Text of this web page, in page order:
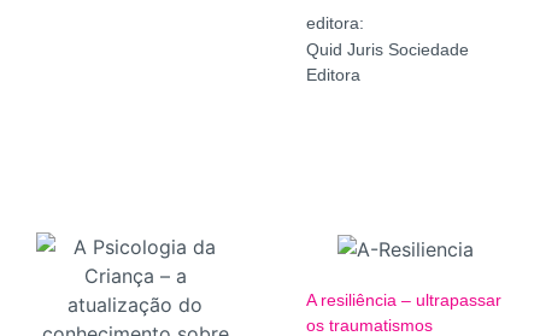
editora:
Quid Juris Sociedade
Editora
A resiliência – ultrapassar
os traumatismos